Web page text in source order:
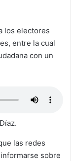
los electores
entre la cual
con un
las redes
sobre